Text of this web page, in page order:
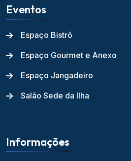
Eventos
Espaço Bistrô
Espaço Gourmet e Anexo
Espaço Jangadeiro
Salão Sede da Ilha
Informações